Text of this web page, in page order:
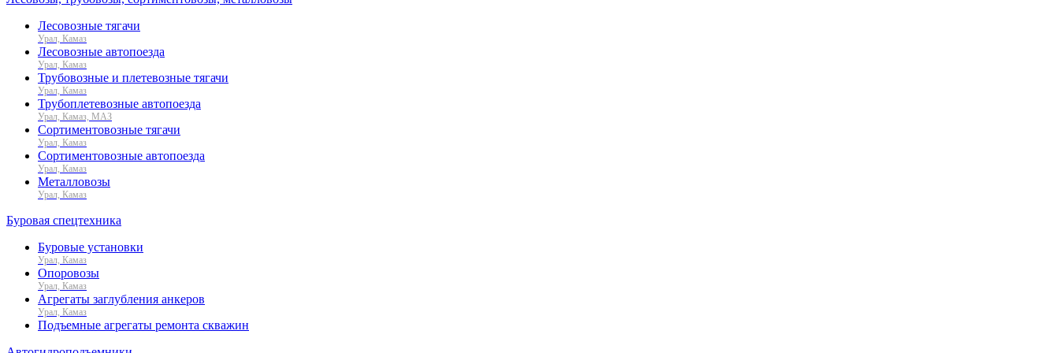
Лесовозные тягачи
Урал, Камаз
Лесовозные автопоезда
Урал, Камаз
Трубовозные и плетевозные тягачи
Урал, Камаз
Трубоплетевозные автопоезда
Урал, Камаз, МАЗ
Сортиментовозные тягачи
Урал, Камаз
Сортиментовозные автопоезда
Урал, Камаз
Металловозы
Урал, Камаз
Буровая спецтехника
Буровые установки
Урал, Камаз
Опоровозы
Урал, Камаз
Агрегаты заглубления анкеров
Урал, Камаз
Подъемные агрегаты ремонта скважин